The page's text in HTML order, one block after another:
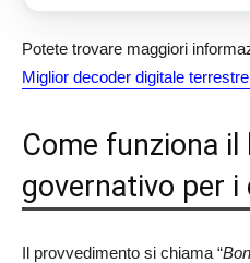
Potete trovare maggiori
Miglior decoder digitale
Come funziona il
governativo per i
Il provvedimento si chiama “